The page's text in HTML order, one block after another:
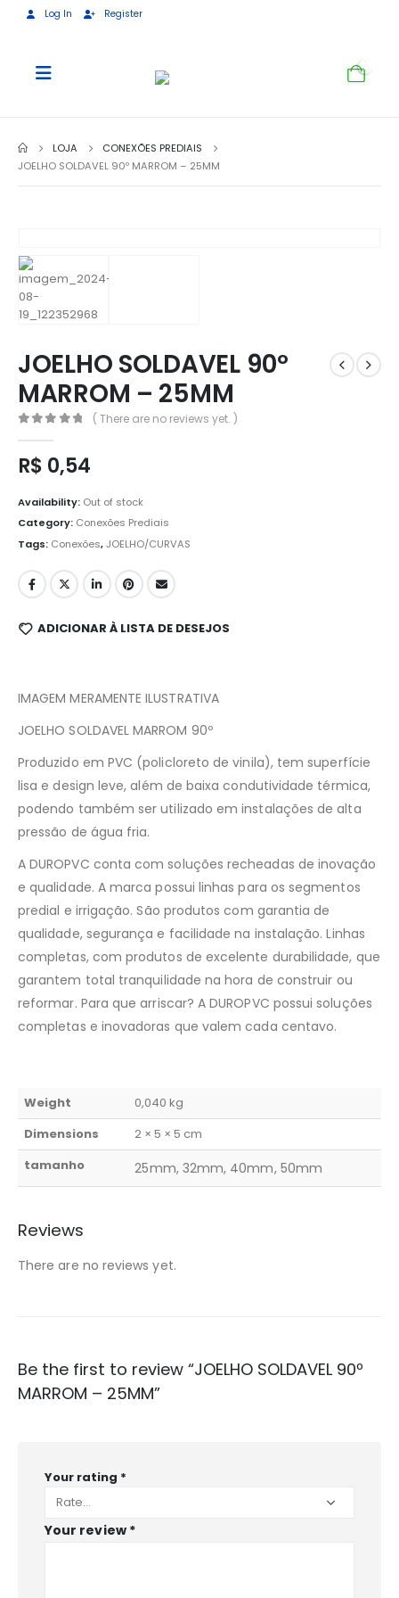
Log In Register
0
LOJA
CONEXÕES PREDIAIS
JOELHO SOLDAVEL 90º MARROM – 25MM
JOELHO SOLDAVEL 90º
MARROM – 25MM
( There are no reviews yet. )
R$ 0,54
Availability: Out of stock
Category: Conexões Prediais
Tags: Conexões,JOELHO/CURVAS
ADICIONAR À LISTA DE DESEJOS
IMAGEM MERAMENTE ILUSTRATIVA
JOELHO SOLDAVEL MARROM 90º
Produzido em PVC (policloreto de vinila), tem superfície
lisa e design leve, além de baixa condutividade térmica,
podendo também ser utilizado em instalações de alta
pressão de água fria.
A DUROPVC conta com soluções recheadas de inovação
e qualidade. A marca possui linhas para os segmentos
predial e irrigação. São produtos com garantia de
qualidade, segurança e facilidade na instalação. Linhas
completas, com produtos de excelente durabilidade, que
garantem total tranquilidade na hora de construir ou
reformar. Para que arriscar? A DUROPVC possui soluções
completas e inovadoras que valem cada centavo.
Weight
0,040 kg
Dimensions
2 × 5 × 5 cm
tamanho
25mm, 32mm, 40mm, 50mm
Reviews
There are no reviews yet.
Be the first to review “JOELHO SOLDAVEL 90º
MARROM – 25MM”
Your rating *
Your review *